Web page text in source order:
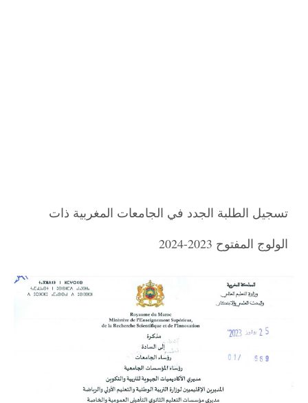
تسجيل الطلبة الجدد في الجامعات المغربية ذات
الولوج المفتوح 2023-2024